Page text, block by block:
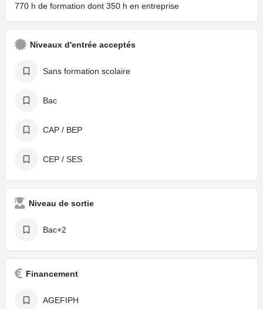
770 h de formation dont 350 h en entreprise
Niveaux d'entrée acceptés
Sans formation scolaire
Bac
CAP / BEP
CEP / SES
Niveau de sortie
Bac+2
Financement
AGEFIPH